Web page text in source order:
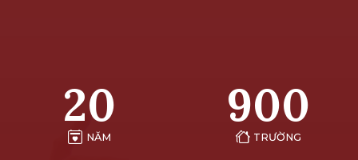
20
NĂM
900
TRƯỜNG